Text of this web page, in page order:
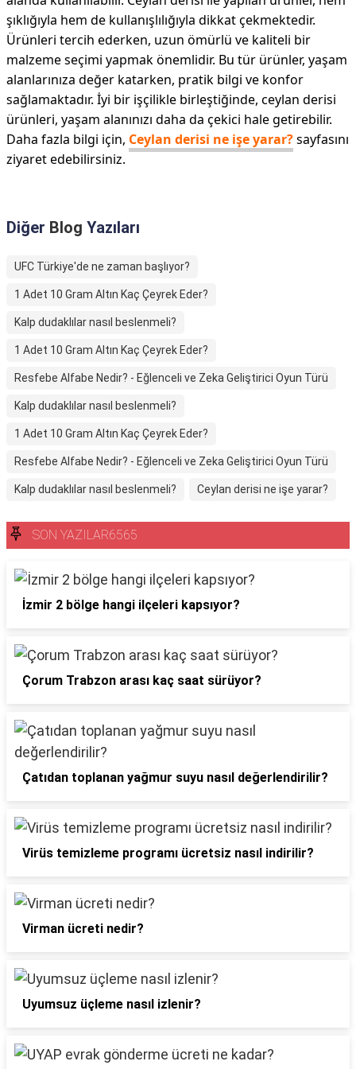
şıklığıyla hem de kullanışlılığıyla dikkat çekmektedir.
Ürünleri tercih ederken, uzun ömürlü ve kaliteli bir
malzeme seçimi yapmak önemlidir. Bu tür ürünler, yaşam
alanlarınıza değer katarken, pratik bilgi ve konfor
sağlamaktadır. İyi bir işçilikle birleştiğinde, ceylan derisi
ürünleri, yaşam alanınızı daha da çekici hale getirebilir.
Daha fazla bilgi için, Ceylan derisi ne işe yarar?sayfasını
ziyaret edebilirsiniz.
Diğer Blog Yazıları
UFC Türkiye'de ne zaman başlıyor?
1 Adet 10 Gram Altın Kaç Çeyrek Eder?
Kalp dudaklılar nasıl beslenmeli?
1 Adet 10 Gram Altın Kaç Çeyrek Eder?
Resfebe Alfabe Nedir? - Eğlenceli ve Zeka Geliştirici Oyun Türü
Kalp dudaklılar nasıl beslenmeli?
1 Adet 10 Gram Altın Kaç Çeyrek Eder?
Resfebe Alfabe Nedir? - Eğlenceli ve Zeka Geliştirici Oyun Türü
Kalp dudaklılar nasıl beslenmeli? Ceylan derisi ne işe yarar?
SON YAZILAR6565
İzmir 2 bölge hangi ilçeleri kapsıyor?
Çorum Trabzon arası kaç saat sürüyor?
Çatıdan toplanan yağmur suyu nasıl değerlendirilir?
Virüs temizleme programı ücretsiz nasıl indirilir?
Virman ücreti nedir?
Uyumsuz üçleme nasıl izlenir?